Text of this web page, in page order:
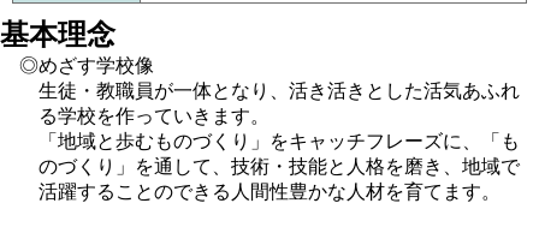
基本理念
◎めざす学校像
生徒・教職員が一体となり、活き活きとした活気あふれ
る学校を作っていきます。
「地域と歩むものづくり」をキャッチフレーズに、「も
のづくり」を通して、技術・技能と人格を磨き、地域で
活躍することのできる人間性豊かな人材を育てます。